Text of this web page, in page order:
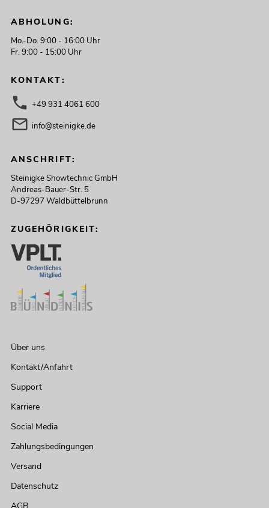
ABHOLUNG:
Mo.-Do. 9:00 - 16:00 Uhr
Fr. 9:00 - 15:00 Uhr
KONTAKT:
+49 931 4061 600
info@steinigke.de
ANSCHRIFT:
Steinigke Showtechnic GmbH
Andreas-Bauer-Str. 5
D-97297 Waldbüttelbrunn
ZUGEHÖRIGKEIT:
Über uns
Kontakt/Anfahrt
Support
Karriere
Social Media
Zahlungsbedingungen
Versand
Datenschutz